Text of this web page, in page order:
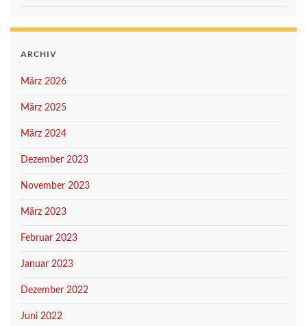
ARCHIV
März 2026
März 2025
März 2024
Dezember 2023
November 2023
März 2023
Februar 2023
Januar 2023
Dezember 2022
Juni 2022